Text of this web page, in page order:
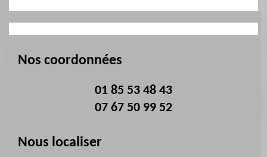
Nos coordonnées
01 85 53 48 43
07 67 50 99 52
Nous localiser